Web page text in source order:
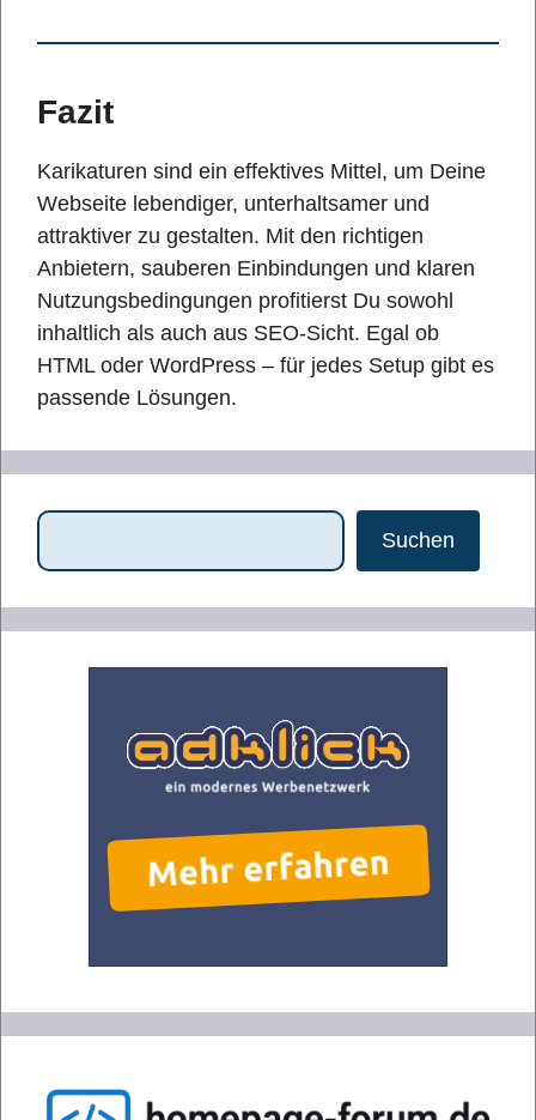
Fazit
Karikaturen sind ein effektives Mittel, um Deine
Webseite lebendiger, unterhaltsamer und
attraktiver zu gestalten. Mit den richtigen
Anbietern, sauberen Einbindungen und klaren
Nutzungsbedingungen profitierst Du sowohl
inhaltlich als auch aus SEO-Sicht. Egal ob
HTML oder WordPress – für jedes Setup gibt es
passende Lösungen.
Suchen
Suchen